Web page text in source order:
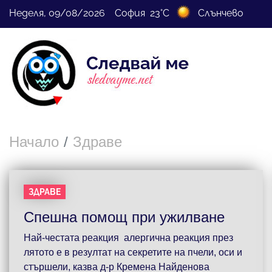
Неделя, 09/08/2026 София 23°C Слънчево
Начало Здраве
ЗДРАВЕ
Спешна помощ при ужилване
Най-честата реакция алергична реакция през
лятото е в резултат на секретите на пчели, оси и
стършели, казва д-р Кремена Найденова